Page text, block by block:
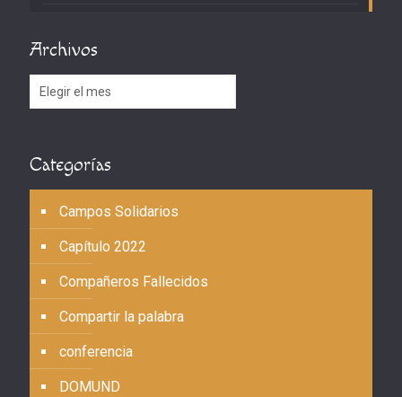
Archivos
Archivos
Categorías
Campos Solidarios
Capítulo 2022
Compañeros Fallecidos
Compartir la palabra
conferencia
DOMUND